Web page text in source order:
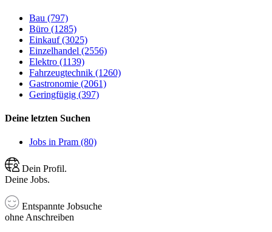
Bau (797)
Büro (1285)
Einkauf (3025)
Einzelhandel (2556)
Elektro (1139)
Fahrzeugtechnik (1260)
Gastronomie (2061)
Geringfügig (397)
Deine letzten Suchen
Jobs in Pram (80)
Dein Profil.
Deine Jobs.
Entspannte Jobsuche
ohne Anschreiben